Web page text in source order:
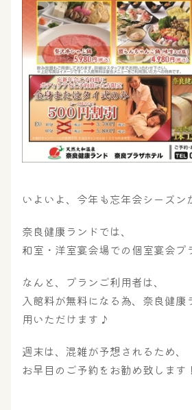
大浴場
奈良わんぱくランド
いよいよ、今年も忘年会シーズン
奈良健康ランドでは、
和室・洋室宴会場での個室宴会プ
なんと、プランご利用者は、
入館料が無料になる為、奈良健康
用いただけます♪
週末は、混雑が予想されるため、
お早目のご予約をお勧め致します！